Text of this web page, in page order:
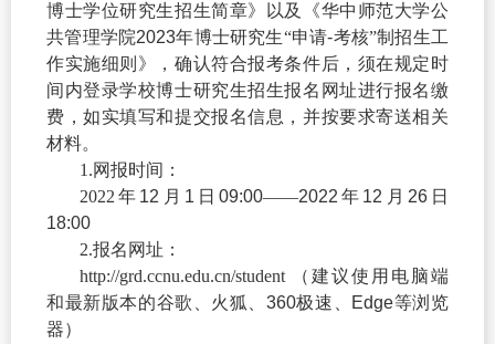
博士学位研究生招生简章》以及《华中师范大学公
共管理学院2023年博士研究生“申请-考核”制招生工
作实施细则》，确认符合报考条件后，须在规定时
间内登录学校博士研究生招生报名网址进行报名缴
费，如实填写和提交报名信息，并按要求寄送相关
材料。
1.网报时间：
2022 年 12 月 1 日09:00——2022 年 12 月 26日
18:00
2.报名网址：
http://grd.ccnu.edu.cn/student
（建议使用电脑端
和最新版本的谷歌、火狐、 360极速、 Edge等浏览
器）